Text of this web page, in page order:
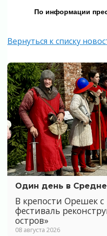
По информации п
Вернуться к списку
Один день в
В крепости Орешек
фестиваль
остров»
08 августа 2026